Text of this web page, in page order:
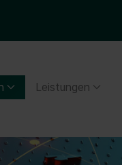
Leistungen